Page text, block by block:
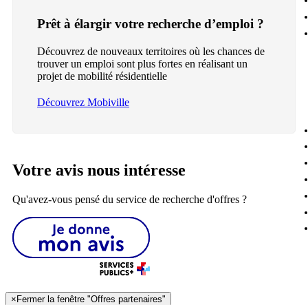
Prêt à élargir votre recherche d’emploi ?
Découvrez de nouveaux territoires où les chances de
trouver un emploi sont plus fortes en réalisant un
projet de mobilité résidentielle
Découvrez Mobiville
Votre avis nous intéresse
Qu'avez-vous pensé du service de recherche d'offres ?
× Fermer la fenêtre "Offres partenaires"